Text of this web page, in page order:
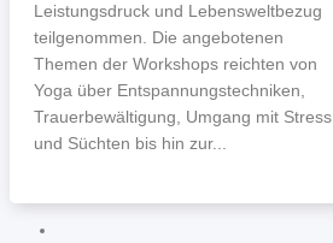
Leistungsdruck und Lebensweltbezug
teilgenommen. Die angebotenen
Themen der Workshops reichten von
Yoga über Entspannungstechniken,
Trauerbewältigung, Umgang mit Stress
und Süchten bis hin zur...